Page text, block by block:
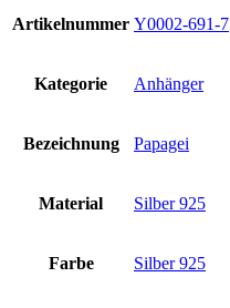
Artikelnummer Y0002-691-7
Kategorie Anhänger
Bezeichnung Papagei
Material Silber 925
Farbe Silber 925